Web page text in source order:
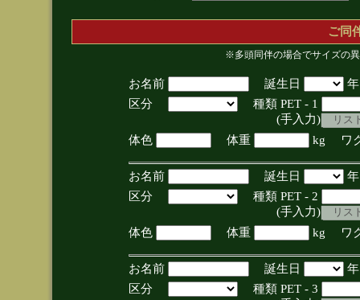
ご同
※多頭同伴の場合でサイズの
お名前 誕生日
区分
種類 PET - 1
(手入力)
体色
体重 kg ワ
お名前 誕生日
区分
種類 PET - 2
(手入力)
体色
体重 kg ワ
お名前 誕生日
区分
種類 PET - 3